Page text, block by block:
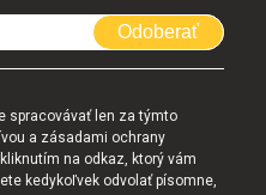
Odoberať
spracovávať len za týmto
a zásadami ochrany
na odkaz, ktorý vám
kedykoľvek odvolať písomne,